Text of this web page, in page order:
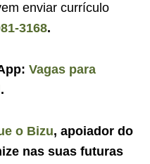
enviar currículo
3168.
Vagas para
.
o Bizu, apoiador do
nas suas futuras